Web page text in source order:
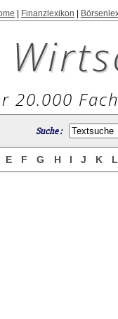
Finanzlexikon
20.000
Suche :
E F G H I J K